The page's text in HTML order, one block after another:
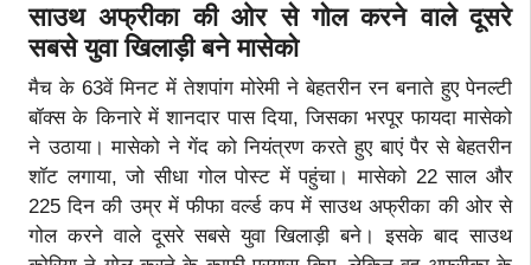
साउथ अफ्रीका की ओर से गोल करने वाले दूसरे
सबसे युवा खिलाड़ी बने मासेको
मैच के 63वें मिनट में तेशपांग मोरेमी ने बेहतरीन रन बनाते हुए पेनल्टी
बॉक्स के किनारे में शानदार पास दिया, जिसका भरपूर फायदा मासेको
ने उठाया। मासेको ने गेंद को नियंत्रण करते हुए बाएं पैर से बेहतरीन
शॉट लगाया, जो सीधा गोल पोस्ट में पहुंचा। मासेको 22 साल और
225 दिन की उम्र में फीफा वर्ल्ड कप में साउथ अफ्रीका की ओर से
गोल करने वाले दूसरे सबसे युवा खिलाड़ी बने। इसके बाद साउथ